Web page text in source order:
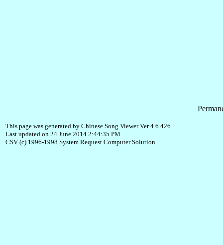
This page was generated by Chinese Song Viewer Ver 4.6.426
Last updated on 24 June 2014 2:44:35 PM
CSV (c) 1996-1998 System Request Computer Solution